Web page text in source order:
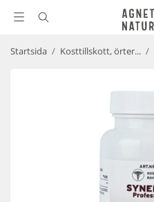
Startsida / Kosttillskott, örter... /